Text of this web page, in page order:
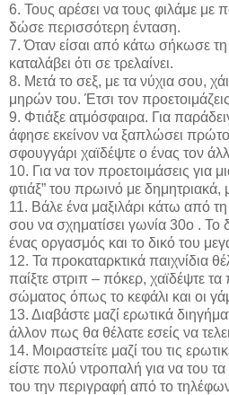
6. Τους αρέσει να τους φιλάμε
δώσε περισσότερη ένταση.
7. Όταν είσαι από κάτω σήκωσε
καταλάβει ότι σε τρελαίνει.
8. Μετά το σεξ, με τα νύχια σου,
μηρών του. Έτσι τον
9. Φτιάξε ατμόσφαιρα. Για
άφησε εκείνον να ξαπλώσει
σφουγγάρι χαϊδέψτε ο ένας τον
10. Για να τον προετοιμάσεις για
φτιάξ” του πρωινό με
11. Βάλε ένα μαξιλάρι κάτω από
σου να σχηματίσει γωνία 30ο . Το
ένας οργασμός και το δικό του
12. Τα προκαταρκτικά παιχνίδια
παίξτε στριπ – πόκερ, χαϊδέψτε
σώματος όπως το κεφάλι και οι
13. Διαβάστε μαζί ερωτικά
άλλον πως θα θέλατε εσείς να
14. Μοιραστείτε μαζί του τις
είστε πολύ ντροπαλή για να του
του την περιγραφή από το